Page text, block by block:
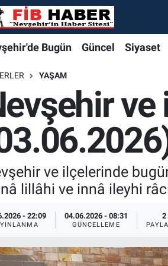
Bugün Güncel Siyaset
YAŞAM
ve ilçelerinde
lillâhi ve innâ ileyhi
- 22:09 04.06.2026 - 08:31
GÜNCELLEME
2
Durumu ve Fikstür